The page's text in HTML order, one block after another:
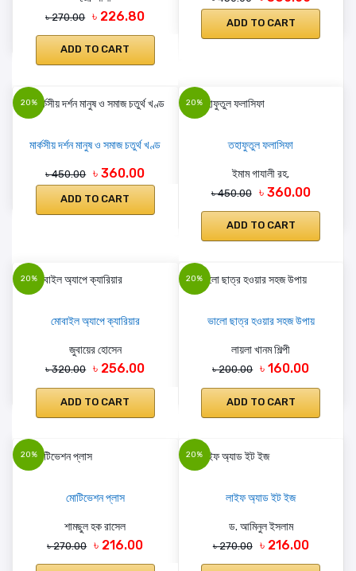
৳ 270.00 ৳ 226.80
ADD TO CART
ADD TO CART
20%
মার্কসীয় দর্শন মানুষ ও সমাজ চতুর্থ খণ্ড
৳ 450.00 ৳ 360.00
ADD TO CART
20%
তহাফুতুল ফলাসিফা
ইমাম গাযালী রহ.
৳ 450.00 ৳ 360.00
ADD TO CART
20%
মোবাইল অ্যাপে ক্যারিয়ার
জুবায়ের হোসেন
৳ 320.00 ৳ 256.00
ADD TO CART
20%
ভালো ছাত্র হওয়ার সহজ উপায়
লায়লা খানম শিল্পী
৳ 200.00 ৳ 160.00
ADD TO CART
20%
মোটিভেশন প্লাস
শামছুল হক রাসেল
৳ 270.00 ৳ 216.00
20%
লাইফ অ্যাড ইট ইজ
ড. আমিনুল ইসলাম
৳ 270.00 ৳ 216.00